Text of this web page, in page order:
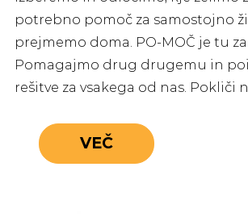
potrebno pomoč za samostojno
prejmemo doma. PO-MOČ je tu za
Pomagajmo drug drugemu in
rešitve za vsakega od nas. Pokliči
VEČ